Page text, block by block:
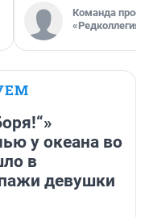
Команда
«Редколлегия»
у океана во
в
девушки